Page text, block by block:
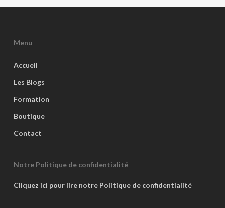
Menu
Accueil
Les Blogs
Formation
Boutique
Contact
Notre Politique de confidentialité
Cliquez ici pour lire notre Politique de confidentialité